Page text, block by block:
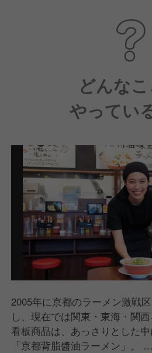
どんな
やってい
2005年に京都のラーメン激戦
し、現在では関東・東海・関西
看板商品は、あっさりとした
「京都背脂醬油ラーメン」。